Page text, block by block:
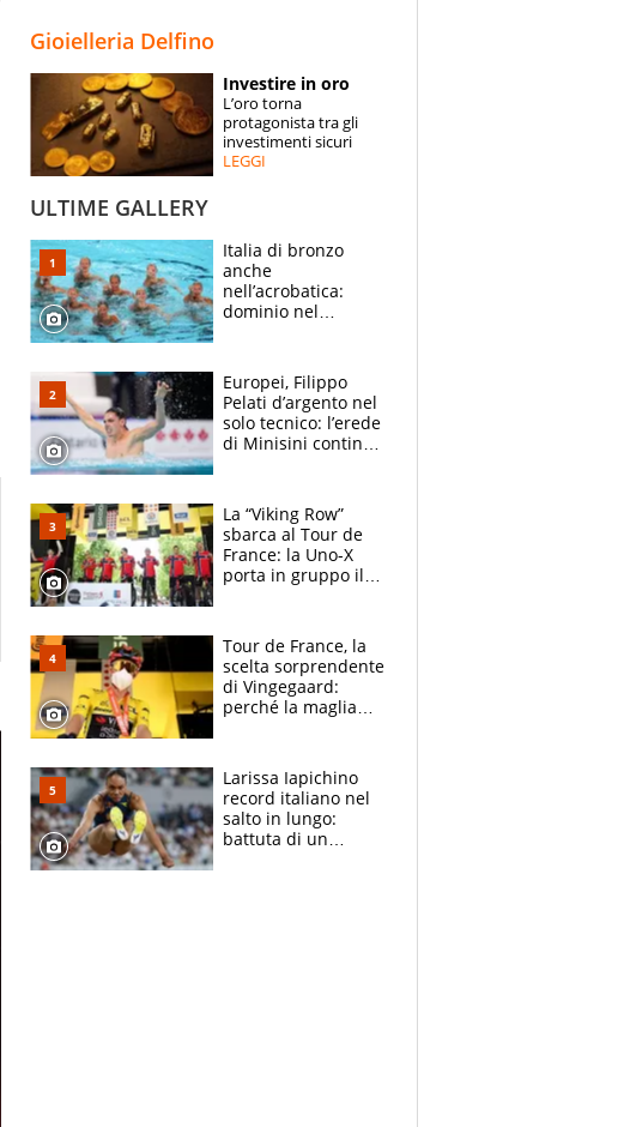
ESPERTI
CONTATTI
Gioielleria Delfino
Investire in oro
L’oro torna
protagonista tra gli
investimenti sicuri
LEGGI
ULTIME GALLERY
Italia di bronzo
anche
nell’acrobatica:
dominio nel
e compagni
continuare
Europei, Filippo
Pelati d’argento nel
solo tecnico: l’erede
di Minisini continua
mirino
La “Viking Row”
sbarca al Tour de
France: la Uno-X
porta in gruppo il
compagni
Tour de France, la
scelta sorprendente
di Vingegaard:
perché la maglia
rischio da evitare
Larissa Iapichino
record italiano nel
salto in lungo:
battuta di un